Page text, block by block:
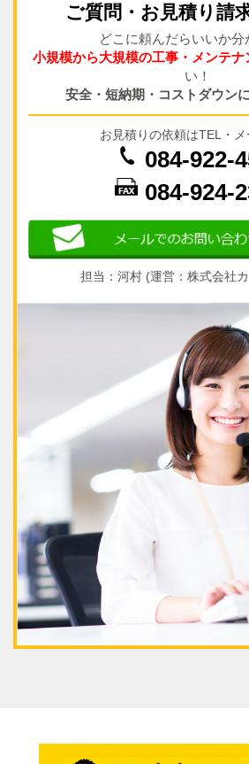
ご質問・お見積り請
どこに頼んだらいいか分
小規模から大規模の工事・メンテナ
い！
安全・短納期・コストダウン
お見積りの依頼はTEL・メ
084-922-
084-924-
担当：河村 (運営：株式会社